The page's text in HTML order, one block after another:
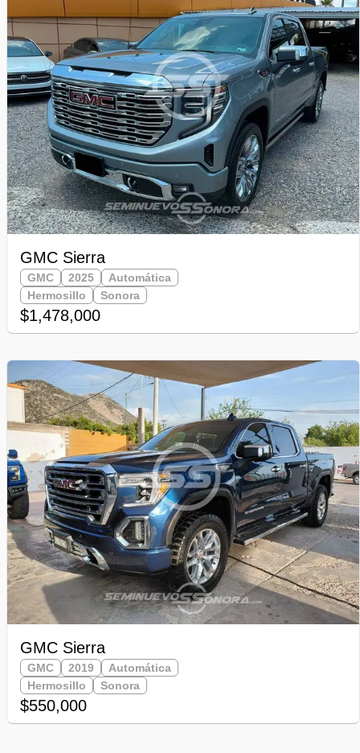
GMC Sierra
GMC 2025
Automática
Hermosillo
Sonora
$1,478,000
GMC Sierra
GMC 2019
Automática
Hermosillo
Sonora
$550,000